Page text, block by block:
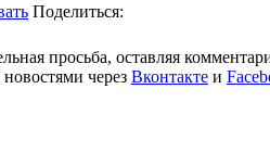
Поделиться:
просьба, оставляя
через Вконтакте и